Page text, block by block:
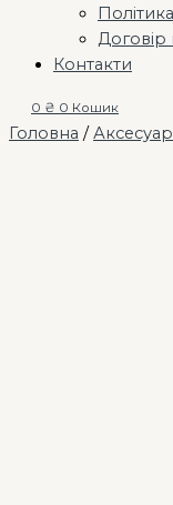
Договір
Контакти
0 ₴ 0 Кошик
Головна /